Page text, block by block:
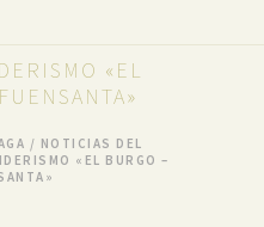
«EL
/ NOTICIAS DEL
«EL BURGO –